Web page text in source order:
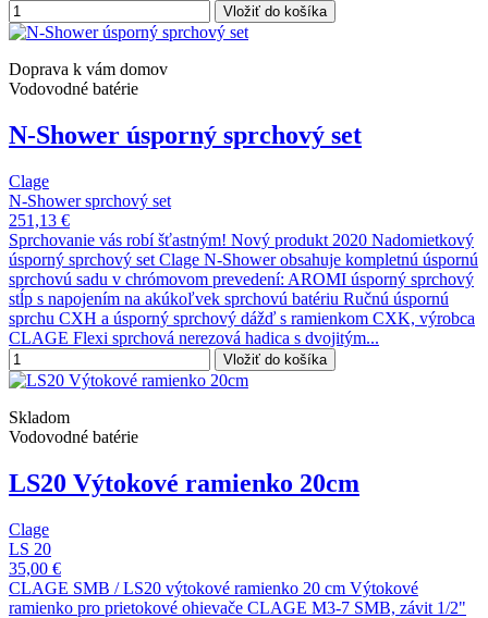
Vložiť do košíka
Doprava k vám domov
Vodovodné batérie
N-Shower úsporný sprchový set
Clage
N-Shower sprchový set
251,13 €
Sprchovanie vás robí šťastným! Nový produkt 2020 Nadomietkový
úsporný sprchový set Clage N-Shower obsahuje kompletnú úspornú
sprchovú sadu v chrómovom prevedení: AROMI úsporný sprchový
stĺp s napojením na akúkoľvek sprchovú batériu Ručnú úspornú
sprchu CXH a úsporný sprchový dážď s ramienkom CXK, výrobca
CLAGE Flexi sprchová nerezová hadica s dvojitým...
Vložiť do košíka
Skladom
Vodovodné batérie
LS20 Výtokové ramienko 20cm
Clage
LS 20
35,00 €
CLAGE SMB / LS20 výtokové ramienko 20 cm Výtokové
ramienko pro prietokové ohievače CLAGE M3-7 SMB, závit 1/2"